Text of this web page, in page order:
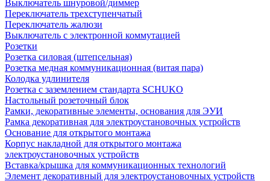
Выключатель шнуровой/диммер
Переключатель трехступенчатый
Переключатель жалюзи
Выключатель с электронной коммутацией
Розетки
Розетка силовая (штепсельная)
Розетка медная коммуникационная (витая пара)
Колодка удлинителя
Розетка с заземлением стандарта SCHUKO
Настольный розеточный блок
Рамки, декоративные элементы, основания для ЭУИ
Рамка декоративная для электроустановочных устройств
Основание для открытого монтажа
Корпус накладной для открытого монтажа
электроустановочных устройств
Вставка/крышка для коммуникационных технологий
Элемент декоративный для электроустановочных устройств